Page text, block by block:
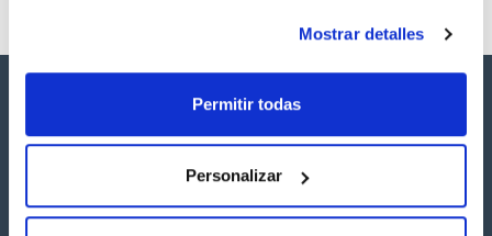
Mostrar detalles
Permitir todas
Personalizar